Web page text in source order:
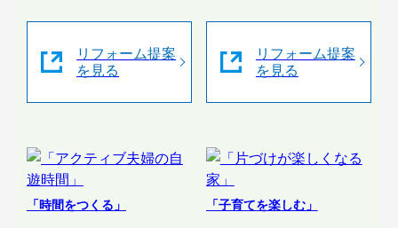
リフォーム提案
を見る
リフォーム提案
を見る
「時間をつくる」 「子育てを楽しむ」